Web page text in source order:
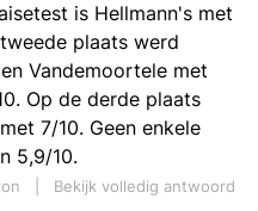
is Hellmann's met
plaats werd
Vandemoortele met
Op de derde plaats
7/10. Geen enkele
5,9/10.
Bekijk volledig antwoord